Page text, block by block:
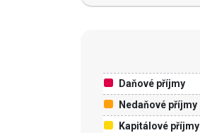
Daňové příjmy
Nedaňové příjmy
Kapitálové příjmy